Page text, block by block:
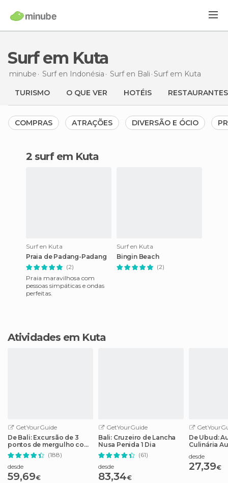
Surf em Kuta
minube Surf en Indonésia Surf en Bali Surf em Kuta
TURISMO O QUE VER HOTÉIS RESTAURANTES
COMPRAS ATRAÇÕES DIVERSÃO E ÓCIO
2 surf em Kuta
Surf en Kuta
Praia de Padang-Padang
(2)
Praia maravilhosa com
pessoas simpáticas e ondas
perfeitas.
Surf en Kuta
Bingin Beach
(2)
Atividades em Kuta
GetYourGuide
De Bali: Excursão de 3
pontos de mergulho com
snorkel para Lembongan
e Penida
(188)
desde
59,69€
GetYourGuide
Bali: Cruzeiro de Lancha
Nusa Penida 1 Dia
(61)
desde
83,34€
De Ubud:
Culinária
desde
27,39€